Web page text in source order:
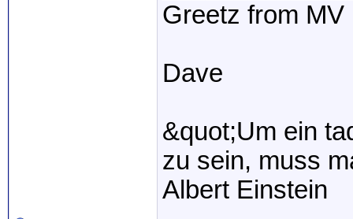
Greetz from MV
Dave
&quot;Um ein
zu sein, muss
Albert Einstein